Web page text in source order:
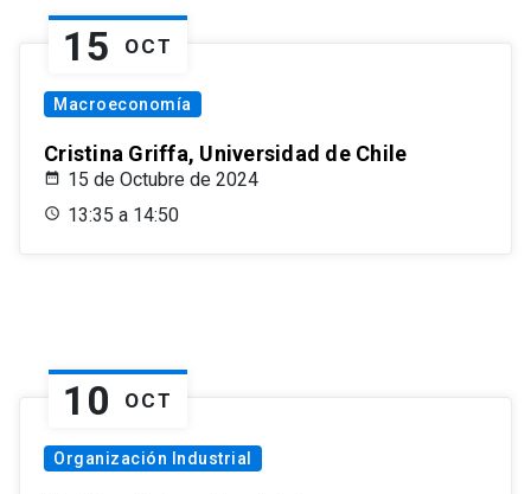
15 OCT
Macroeconomía
Cristina Griffa, Universidad de Chile
15 de Octubre de 2024
13:35 a 14:50
10 OCT
Organización Industrial